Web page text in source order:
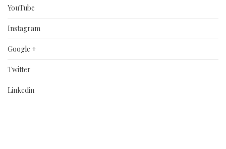
YouTube
Instagram
Google +
Twitter
Linkedin